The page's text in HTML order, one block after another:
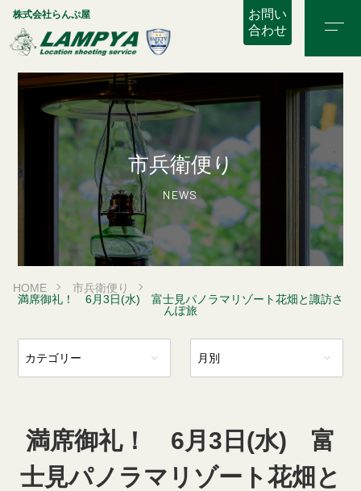
株式会社らんぷ屋
お問い
合わせ
市兵衛便り
NEWS
HOME
市兵衛便り
満席御礼！ 6月3日(水) 富士見パノラマリゾート花畑と諏訪さ
んぽ旅
満席御礼！ 6月3日(水) 富
士見パノラマリゾート花畑と